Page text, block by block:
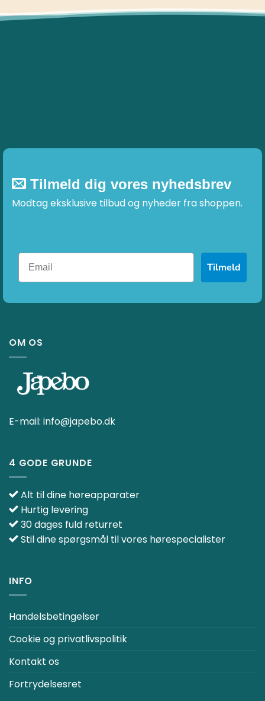
Tilmeld dig vores nyhedsbrev
Modtag eksklusive tilbud og nyheder fra shoppen.
Tilmeld
OM OS
E-mail: info@japebo.dk
4 GODE GRUNDE
Alt til dine høreapparater
Hurtig levering
30 dages fuld returret
Stil dine spørgsmål til vores hørespecialister
INFO
Handelsbetingelser
Cookie og privatlivspolitik
Kontakt os
Fortrydelsesret